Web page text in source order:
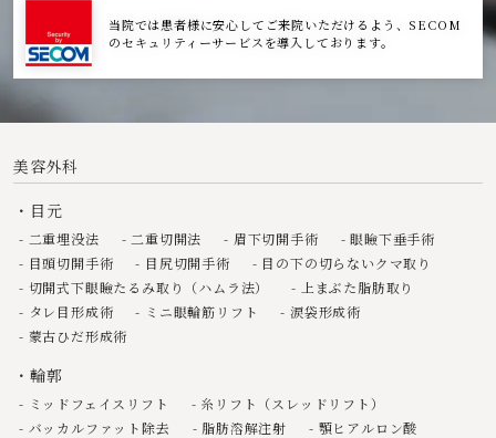
当院では患者様に安心してご来院いただけるよう、SECOM
のセキュリティーサービスを導入しております。
美容外科
目元
二重埋没法 二重切開法 眉下切開手術
眼瞼下垂手術
目頭切開手術
目尻切開手術
目の下の切らないクマ取り
切開式下眼瞼たるみ取り（ハムラ法）
上まぶた脂肪取り
タレ目形成術
ミニ眼輪筋リフト
涙袋形成術
蒙古ひだ形成術
輪郭
ミッドフェイスリフト
糸リフト（スレッドリフト）
バッカルファット除去
脂肪溶解注射 顎ヒアルロン酸